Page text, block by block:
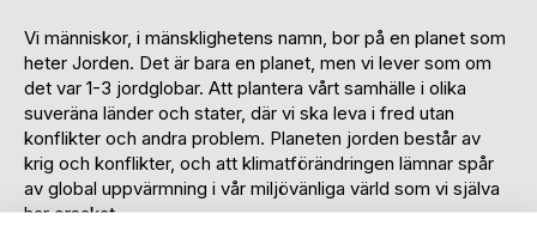
Vi människor, i mänsklighetens namn, bor på en planet som
heter Jorden. Det är bara en planet, men vi lever som om
det var 1-3 jordglobar. Att plantera vårt samhälle i olika
suveräna länder och stater, där vi ska leva i fred utan
konflikter och andra problem. Planeten jorden består av
krig och konflikter, och att klimatförändringen lämnar spår
av global uppvärmning i vår miljövänliga värld som vi själva
har orsakat.